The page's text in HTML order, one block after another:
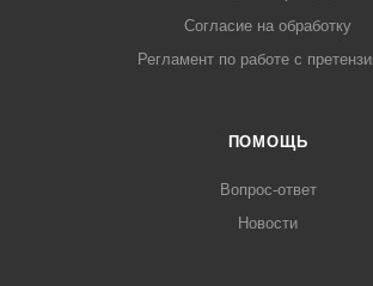
Согласие на обработку
Регламент по работе с
ПОМОЩЬ
Вопрос-ответ
Новости